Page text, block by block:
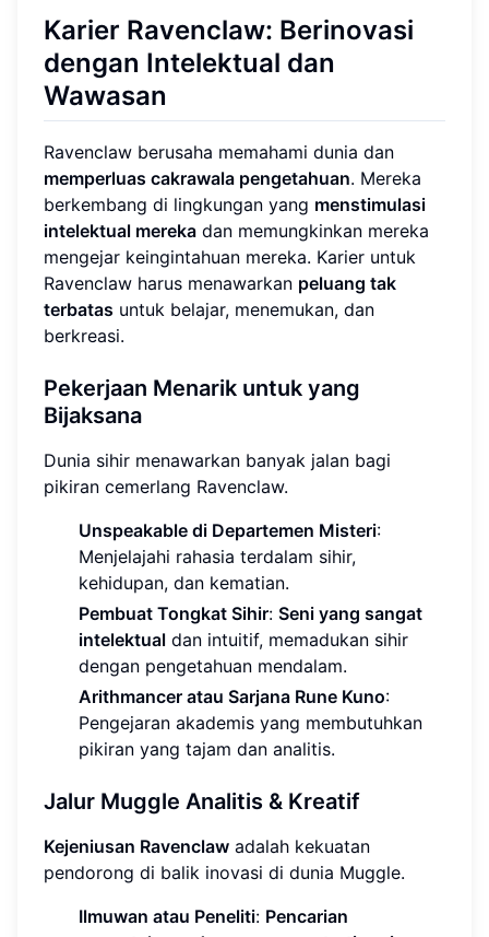
Karier Ravenclaw: Berinovasi
dengan Intelektual dan
Wawasan
Ravenclaw berusaha memahami dunia dan
memperluas cakrawala pengetahuan. Mereka
berkembang di lingkungan yang menstimulasi
intelektual mereka dan memungkinkan mereka
mengejar keingintahuan mereka. Karier untuk
Ravenclaw harus menawarkan peluang tak
terbatas untuk belajar, menemukan, dan
berkreasi.
Pekerjaan Menarik untuk yang
Bijaksana
Dunia sihir menawarkan banyak jalan bagi
pikiran cemerlang Ravenclaw.
Unspeakable di Departemen Misteri:
Menjelajahi rahasia terdalam sihir,
kehidupan, dan kematian.
Pembuat Tongkat Sihir: Seni yang sangat
intelektual dan intuitif, memadukan sihir
dengan pengetahuan mendalam.
Arithmancer atau Sarjana Rune Kuno:
Pengejaran akademis yang membutuhkan
pikiran yang tajam dan analitis.
Jalur Muggle Analitis & Kreatif
Kejeniusan Ravenclaw adalah kekuatan
pendorong di balik inovasi di dunia Muggle.
Ilmuwan atau Peneliti: Pencarian